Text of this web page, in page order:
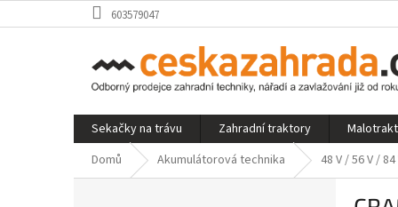
na
603579047
Sekačky na trávu Zahradní traktory
Domů
Akumulátorová technika 48 V / 56 V / 84